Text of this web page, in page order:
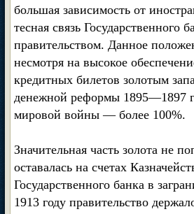
большая зависимость от
тесная связь Государственного
правительством. Данное
несмотря на высокое
кредитных билетов золотым
денежной реформы 1895—1897
мировой войны — более 100%.
Значительная часть золота не
оставалась на счетах
Государственного банка в
1913 году правительство